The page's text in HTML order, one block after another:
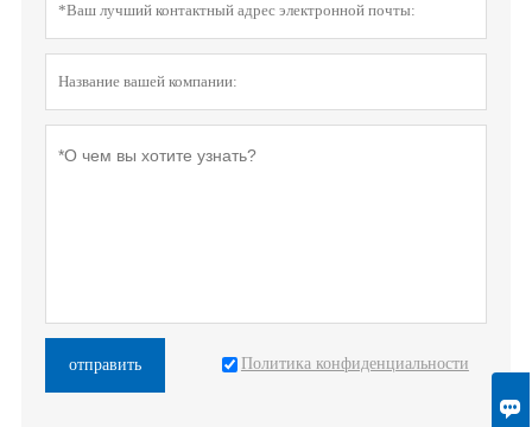

отправить Политика конфиденциальности